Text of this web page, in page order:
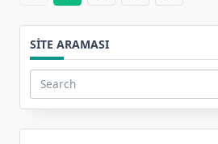
SITE ARAMASI
Search
for: